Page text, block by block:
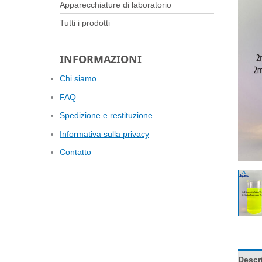
Apparecchiature di laboratorio
Tutti i prodotti
INFORMAZIONI
Chi siamo
FAQ
Spedizione e restituzione
Informativa sulla privacy
Contatto